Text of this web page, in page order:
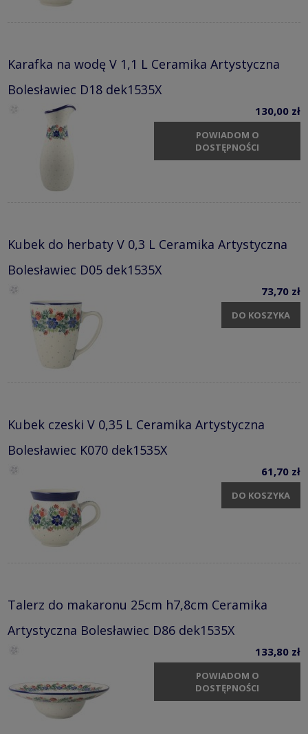
Karafka na wodę V 1,1 L Ceramika Artystyczna
Bolesławiec D18 dek1535X
130,00 zł
POWIADOM O
DOSTĘPNOŚCI
Kubek do herbaty V 0,3 L Ceramika Artystyczna
Bolesławiec D05 dek1535X
73,70 zł
DO KOSZYKA
Kubek czeski V 0,35 L Ceramika Artystyczna
Bolesławiec K070 dek1535X
61,70 zł
DO KOSZYKA
Talerz do makaronu 25cm h7,8cm Ceramika
Artystyczna Bolesławiec D86 dek1535X
133,80 zł
POWIADOM O
DOSTĘPNOŚCI